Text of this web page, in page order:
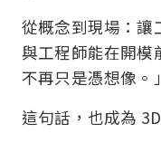
從概念到現場：讓
與工程師能在開模
不再只是憑想像。」
這句話，也成為